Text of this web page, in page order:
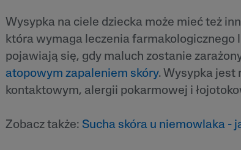
Wysypka na ciele dziecka może mieć też
która wymaga leczenia
pojawiają się, gdy maluch zostanie
atopowym zapaleniem skóry. Wysypka jest
kontaktowym, alergii pokarmowej i
Zobacz także: Sucha skóra u niemowlaka -